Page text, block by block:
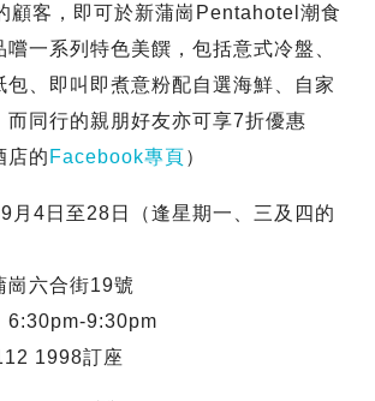
顧客，即可於新蒲崗Pentahotel潮食
一系列特色美饌，包括意式冷盤、
包、即叫即煮意粉配自選海鮮、自家
而同行的親朋好友亦可享7折優惠
店的 Facebook專頁）
9月4日至28日（逢星期一、三及四的
崗六合街19號
6:30pm-9:30pm
1998訂座